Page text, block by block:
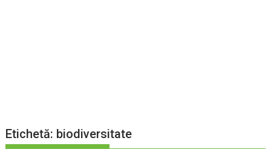
Etichetă: biodiversitate